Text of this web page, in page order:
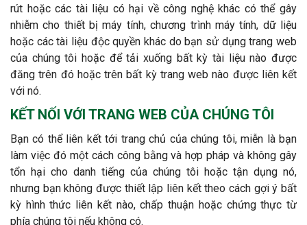
rút hoặc các tài liệu có hại về công nghệ khác có thể gây
nhiễm cho thiết bị máy tính, chương trình máy tính, dữ liệu
hoặc các tài liệu độc quyền khác do bạn sử dụng trang web
của chúng tôi hoặc để tải xuống bất kỳ tài liệu nào được
đăng trên đó hoặc trên bất kỳ trang web nào được liên kết
với nó.
KẾT NỐI VỚI TRANG WEB CỦA CHÚNG TÔI
Bạn có thể liên kết tới trang chủ của chúng tôi, miễn là bạn
làm việc đó một cách công bằng và hợp pháp và không gây
tổn hại cho danh tiếng của chúng tôi hoặc tận dụng nó,
nhưng bạn không được thiết lập liên kết theo cách gợi ý bất
kỳ hình thức liên kết nào, chấp thuận hoặc chứng thực từ
phía chúng tôi nếu không có.